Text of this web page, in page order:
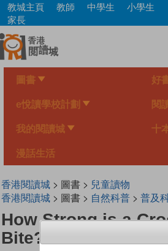
Skip
main
content
教城主頁 教師 中學生
小學生
家長
圖書 好
e悅讀學校計劃 閱
我的閱讀城 十
漫話生活
香港閱讀城> 圖書 > 兒童讀物
香港閱讀城> 圖書 > 自然科普> 普及
How Strong is a
Bite?